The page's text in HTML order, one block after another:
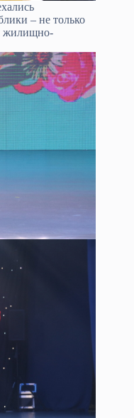
– не только
жилищно-